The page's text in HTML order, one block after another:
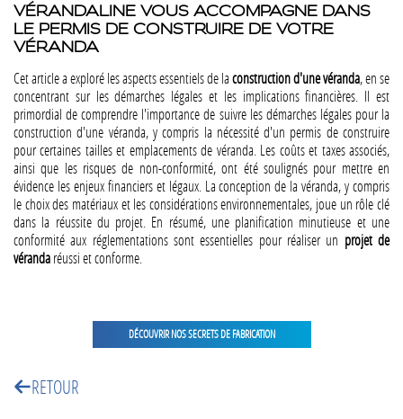
RETOUR
VÉRANDALINE VOUS ACCOMPAGNE DANS
LE PERMIS DE CONSTRUIRE DE VOTRE
VÉRANDA
Cet article a exploré les aspects essentiels de laconstruction d'une véranda, en se
concentrant sur les démarches légales et les implications financières. Il est
primordial de comprendre l'importance de suivre les démarches légales pour la
construction d'une véranda, y compris la nécessité d'un permis de construire
pour certaines tailles et emplacements de véranda. Les coûts et taxes associés,
ainsi que les risques de non-conformité, ont été soulignés pour mettre en
évidence les enjeux financiers et légaux. La conception de la véranda, y compris
le choix des matériaux et les considérations environnementales, joue un rôle clé
dans la réussite du projet. En résumé, une planification minutieuse et une
conformité aux réglementations sont essentielles pour réaliser un projet de
vérandaréussi et conforme.
DÉCOUVRIR NOS SECRETS DE FABRICATION